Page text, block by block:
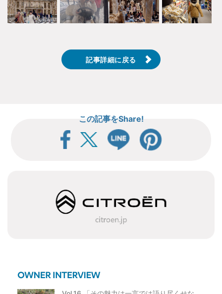
記事詳細に戻る
この記事をShare!